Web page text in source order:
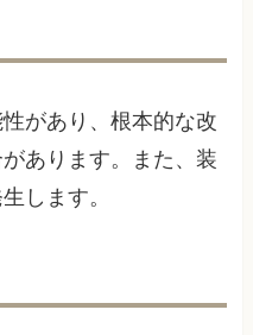
があり、根本的な改
あります。また、装
します。